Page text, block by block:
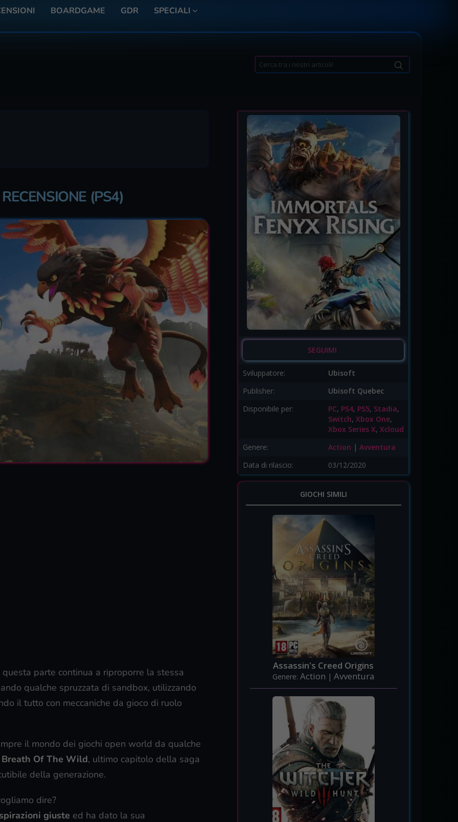
BOARDGAME GDR SPECIALI
Search
for:
(PS4)
parte continua a riproporre la stessa
qualche spruzzata di sandbox, utilizzando
il tutto con meccaniche da gioco di ruolo
il mondo dei giochi open world da qualche
Breath Of The Wild, ultimo capitolo della saga
della generazione.
dire?
giuste ed ha dato la sua
SEGUIMI
Sviluppatore:
Ubisoft
Publisher:
Ubisoft Quebec
Disponibile per:
PC, PS4, PS5, Stadia,
Switch, Xbox One,
Xbox Series X, Xcloud
Genere:
Action | Avventura
Data di rilascio:
03/12/2020
GIOCHI SIMILI
Assassin's Creed Origins
Genere:Action |Avventura